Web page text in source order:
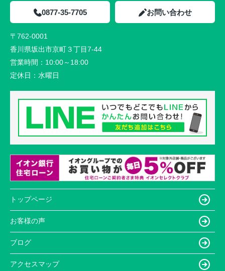
0877-35-7705 お問い合わせ
〒762-0001
香川県坂出市京町３丁目7-44
営業時間： 10:00～18:00
定休日： 水曜日
トップページ
お客様の声
ブログ
アクセスマップ